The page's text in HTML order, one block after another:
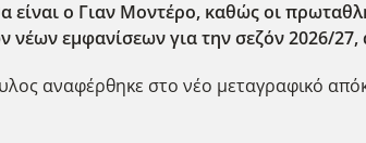
είναι ο Γιαν Μοντέρο, καθώς οι
νέων εμφανίσεων για την σεζόν 2026/
αναφέρθηκε στο νέο μεταγραφικό